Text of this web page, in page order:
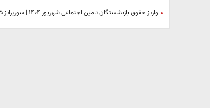
واریز حقوق بازنشستگان تامین اجتماعی شهریور ۱۴۰۴ | سورپرایز ۵ میلیونی در راه است؟